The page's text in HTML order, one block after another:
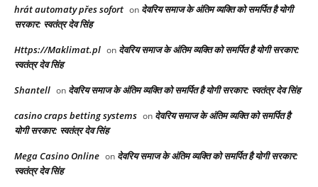
hrát automaty přes sofort on देवरिय समाज के अंतिम व्यक्ति को समर्पित है योगी
सरकार: स्वतंत्र देव सिंह
Https://Maklimat.pl on देवरिय समाज के अंतिम व्यक्ति को समर्पित है योगी सरकार:
स्वतंत्र देव सिंह
Shantell on देवरिय समाज के अंतिम व्यक्ति को समर्पित है योगी सरकार: स्वतंत्र देव सिंह
casino craps betting systems on देवरिय समाज के अंतिम व्यक्ति को समर्पित है
योगी सरकार: स्वतंत्र देव सिंह
Mega Casino Online on देवरिय समाज के अंतिम व्यक्ति को समर्पित है योगी सरकार:
स्वतंत्र देव सिंह